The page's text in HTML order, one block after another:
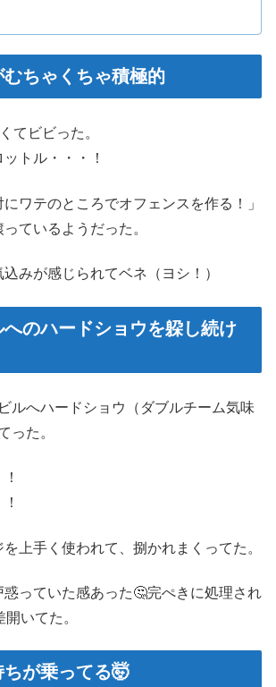
ちゃくちゃ積極的
てビビった。
トル・・・！
ワテのところでオフェンスを作る！」
ているようだった。
みが感じられてベネ（ヨシ！）
のハードショウを躱し続け
ルへハードショウ（ダブルチーム気味
った。
上手く使われて、捌かれまくってた。
惑っていた感あった🤔完ぺきに処理され
いてた。
が乗ってる🤯